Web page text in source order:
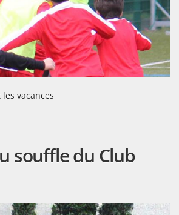
vacances
souffle du Club